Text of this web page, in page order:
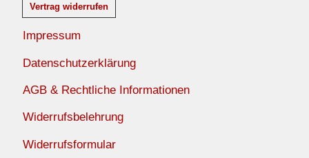
Vertrag widerrufen
Impressum
Datenschutzerklärung
AGB & Rechtliche Informationen
Widerrufsbelehrung
Widerrufsformular